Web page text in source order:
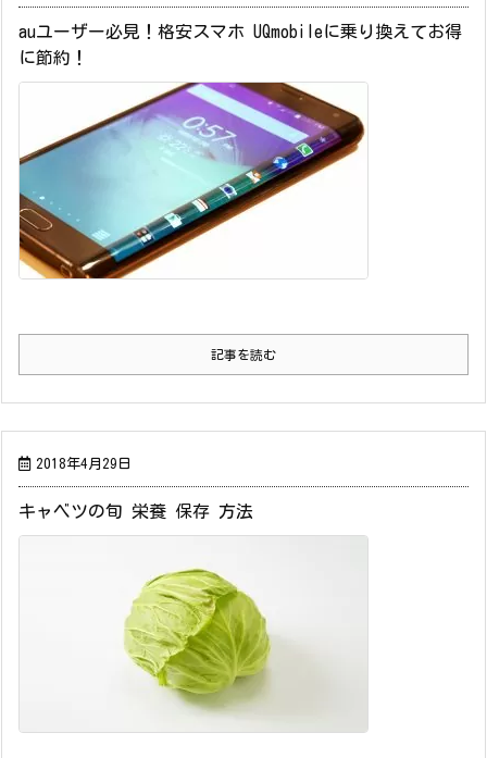
auユーザー必見！格安スマホ UQmobileに乗り換えてお得
に節約！
記事を読む
2018年4月29日
キャベツの旬 栄養 保存 方法